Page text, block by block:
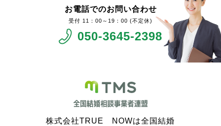
お電話でのお問い合わせ
11：00～19：00 (不定休)
050-3645-2398
株式会社TRUE NOWは全国結婚